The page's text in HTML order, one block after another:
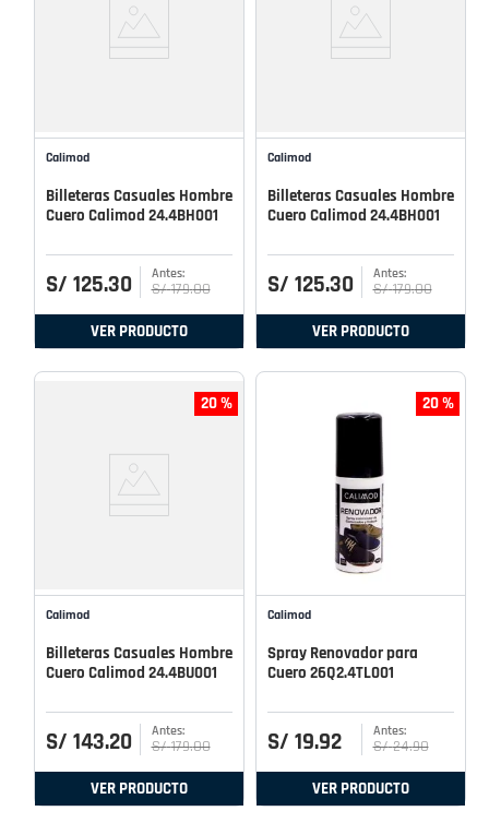
Calimod
Billeteras Casuales Hombre
Cuero Calimod 24.4BH001
S/ 125.30 S/ 179.00
VER PRODUCTO
Calimod
Billeteras Casuales Hombre
Cuero Calimod 24.4BH001
S/ 125.30 S/ 179.00
VER PRODUCTO
20 %
Calimod
Billeteras Casuales Hombre
Cuero Calimod 24.4BU001
S/ 143.20 S/ 179.00
VER PRODUCTO
20 %
Calimod
Spray Renovador para
Cuero 26Q2.4TL001
S/ 19.92 S/ 24.90
VER PRODUCTO